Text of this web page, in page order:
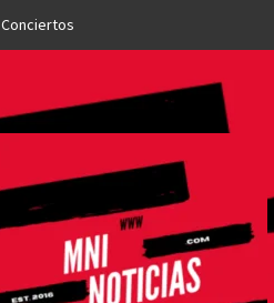
Conciertos